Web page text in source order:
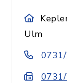
Ulm